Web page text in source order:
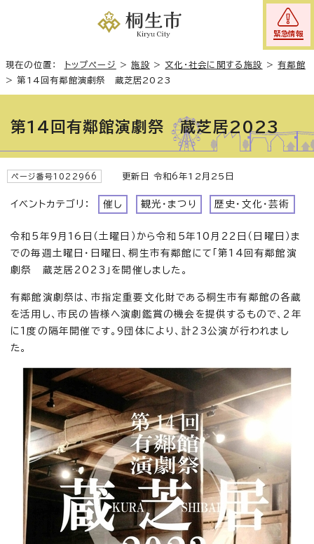
緊急情報
現在の位置： トップページ >施設 >文化・社会に関する施設 >有鄰館
>第14回有鄰館演劇祭 蔵芝居2023
第14回有鄰館演劇祭 蔵芝居2023
ページ番号1022966 更新日 令和6年12月25日
イベントカテゴリ： 催し 観光・まつり 歴史・文化・芸術
令和5年9月16日（土曜日）から令和5年10月22日（日曜日）ま
での毎週土曜日・日曜日、桐生市有鄰館にて「第14回有鄰館演
劇祭 蔵芝居2023」を開催しました。
有鄰館演劇祭は、市指定重要文化財である桐生市有鄰館の各蔵
を活用し、市民の皆様へ演劇鑑賞の機会を提供するもので、2年
に1度の隔年開催です。9団体により、計23公演が行われまし
た。